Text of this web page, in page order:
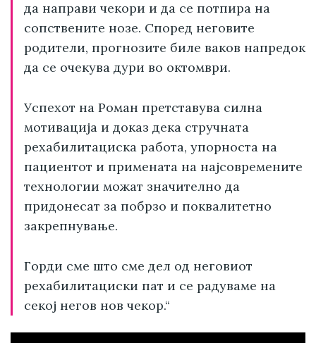
да направи чекори и да се потпира на
сопствените нозе. Според неговите
родители, прогнозите биле ваков напредок
да се очекува дури во октомври.
Успехот на Роман претставува силна
мотивација и доказ дека стручната
рехабилитациска работа, упорноста на
пациентот и примената на најсовремените
технологии можат значително да
придонесат за побрзо и поквалитетно
закрепнување.
Горди сме што сме дел од неговиот
рехабилитациски пат и се радуваме на
секој негов нов чекор.“